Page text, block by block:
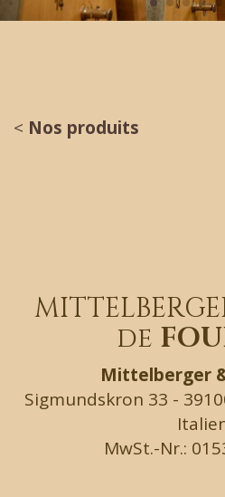
< Nos produits
de
Mittelberger
Sigmundskron 33 -
MwSt.-Nr.: